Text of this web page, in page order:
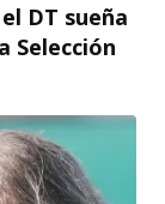
DT sueña
Selección